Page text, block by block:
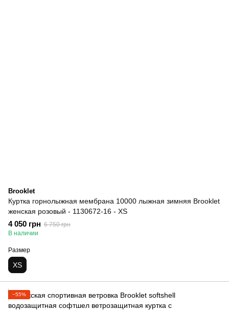
Brooklet
Куртка горнолыжная мембрана 10000 лыжная зимняя Brooklet
женская розовый - 1130672-16 - XS
4 050 грн 6 750 грн
В наличии
Размер
XS
−55%